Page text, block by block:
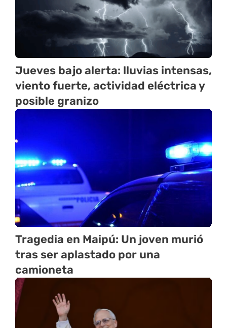
Jueves bajo alerta: lluvias intensas,
viento fuerte, actividad eléctrica y
posible granizo
Tragedia en Maipú: Un joven murió
tras ser aplastado por una
camioneta